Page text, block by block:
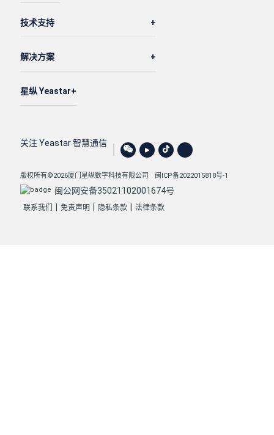
技术支持
解决方案
星纵 Yeastar
关注 Yeastar 智慧通信
版权所有©2026厦门星纵数字科技有限公司 闽ICP备2022015818号-1
闽公网安备35021102001674号
联系我们 免责声明 隐私条款 法律条款